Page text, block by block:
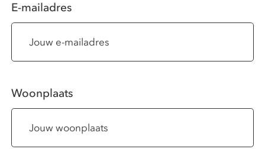
E-mailadres
Woonplaats